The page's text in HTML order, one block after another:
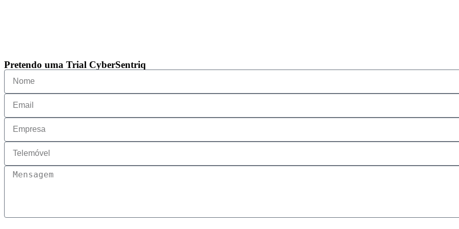
Pretendo uma Trial CyberSentriq